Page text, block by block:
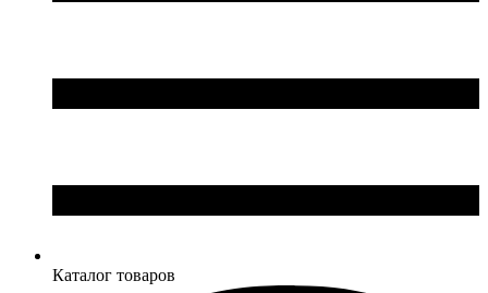
Каталог товаров